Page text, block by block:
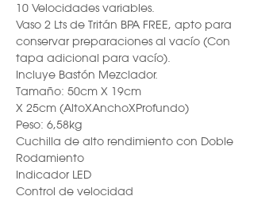
10 Velocidades variables.
Vaso 2 Lts de Tritán BPA FREE, apto para
conservar preparaciones al vacío (Con
tapa adicional para vacío).
Incluye Bastón Mezclador.
Tamaño: 50cm X 19cm
X 25cm (AltoXAnchoXProfundo)
Peso: 6,58kg
Cuchilla de alto rendimiento con Doble
Rodamiento
Indicador LED
Control de velocidad